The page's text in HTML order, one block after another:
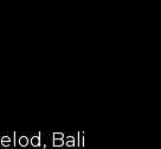
Bali